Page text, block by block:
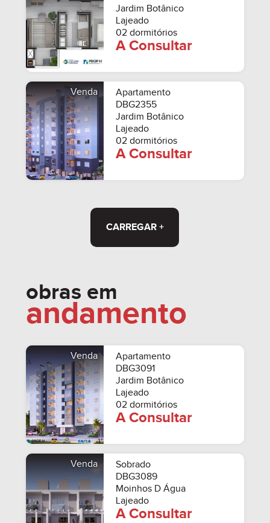
Jardim Botânico
Lajeado
02 dormitórios
A Consultar
Venda
Apartamento
DBG2355
Jardim Botânico
Lajeado
02 dormitórios
A Consultar
CARREGAR +
obras em
andamento
Venda
Apartamento
DBG3091
Jardim Botânico
Lajeado
02 dormitórios
A Consultar
Venda
Sobrado
DBG3089
Moinhos D Água
Lajeado
A Consultar